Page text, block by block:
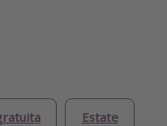
Estate